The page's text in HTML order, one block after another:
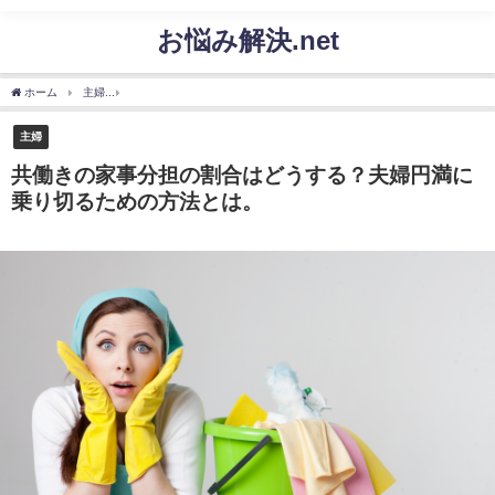
お悩み解決.net
ホーム 主婦
主婦
共働きの家事分担の割合はどうする？夫婦円満に
乗り切るための方法とは。